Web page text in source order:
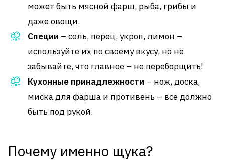
может быть мясной фарш, рыба, грибы и
даже овощи.
Специи – соль, перец, укроп, лимон –
используйте их по своему вкусу, но не
забывайте, что главное – не переборщить!
Кухонные принадлежности – нож, доска,
миска для фарша и противень – все должно
быть под рукой.
Почему именно щука?